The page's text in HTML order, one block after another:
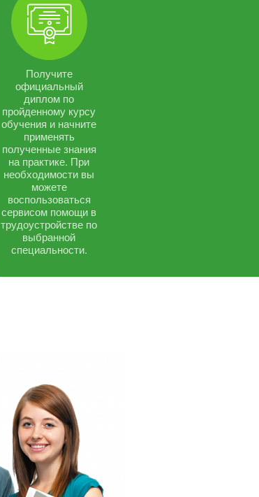
Получите
официальный
диплом по
пройденному курсу
обучения и начните
применять
полученные знания
на практике. При
необходимости вы
можете
воспользоваться
сервисом помощи в
трудоустройстве по
выбранной
специальности.